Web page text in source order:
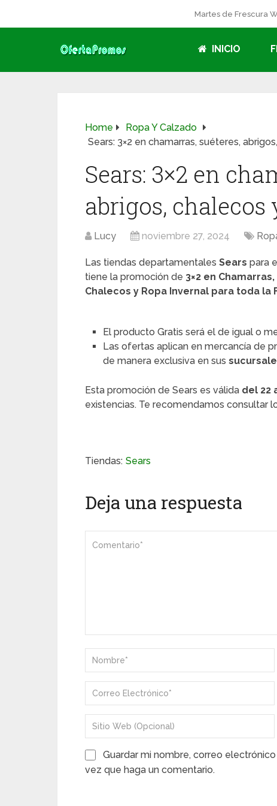
Martes de Frescura
INICIO
Home
Ropa Y Calzado
Sears: 3×2 en chamarras, suéteres,
Sears: 3×2 en
abrigos,
Lucy noviembre 27, 2024
Las tiendas departamentales Sears para
tiene la promoción de 3×2 en
Chalecos y Ropa Invernal para toda la
El producto Gratis será el de igual o
Las ofertas aplican en mercancía de
de manera exclusiva en sus
Esta promoción de Sears es válida del 22
existencias. Te recomendamos consultar
Tiendas: Sears
Deja una respuesta
Guardar mi nombre, correo
vez que haga un comentario.